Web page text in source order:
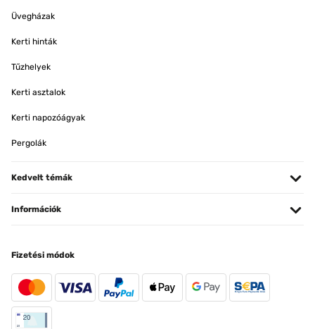
Üvegházak
Kerti hinták
Tűzhelyek
Kerti asztalok
Kerti napozóágyak
Pergolák
Kedvelt témák
Információk
Fizetési módok